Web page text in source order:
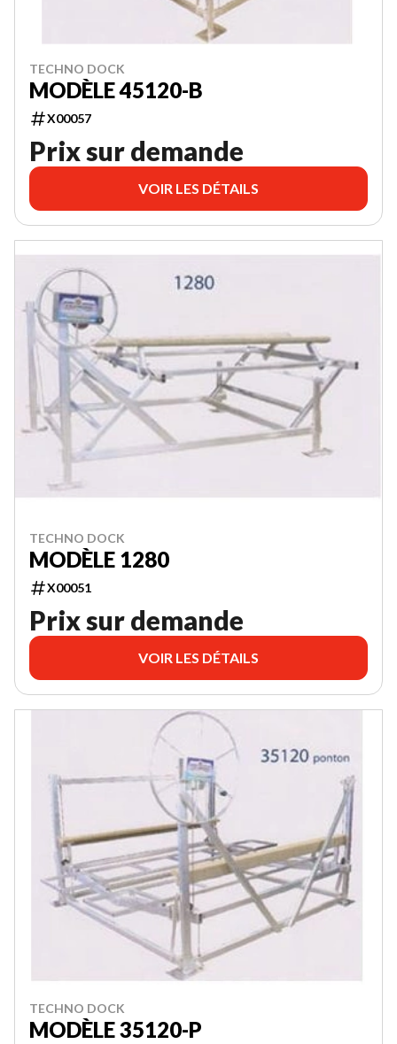
TECHNO DOCK
MODÈLE 45120-B
X00057
Prix sur demande
VOIR LES DÉTAILS
TECHNO DOCK
MODÈLE 1280
X00051
Prix sur demande
VOIR LES DÉTAILS
TECHNO DOCK
MODÈLE 35120-P